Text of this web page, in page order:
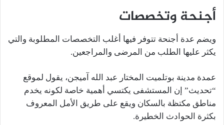
أجنحة وتخصصات
ويضم عدة أجنحة تتوفر فيها أغلب التخصصات المطلوبة والتي
يكثر عليها الطلب من المرضى والمراجعين.
عمدة مدينة بوتلميت المختار عبد الله آميجن، يقول لموقع
“تحديث” إن المستشفى يكتسي أهمية خاصة لكونه يخدم
مناطق مكتظة بالسكان ويقع على طريق الأمل المعروف
بكثرة الحوادث الخطيرة.